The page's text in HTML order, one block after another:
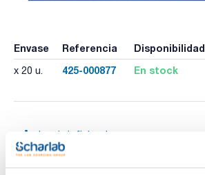
Envase Referencia Disponibilidad
x 20 u. 425-000877 En stock
Imprimir ficha de
producto
Características
Diámetro nominal : 4/6/8/10/12